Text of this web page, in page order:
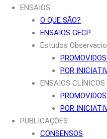
ENSAIOS
O QUE SÃO?
ENSAIOS GECP
Estudos
POR
ENSAIOS
POR
PUBLICAÇÕES
CONSENSOS